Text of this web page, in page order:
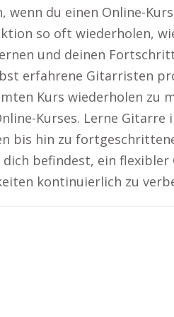
wenn du einen Online-
so oft wiederholen,
und deinen
erfahrene Gitarristen
Kurs wiederholen zu
Kurses. Lerne
bis hin zu
befindest, ein
kontinuierlich zu